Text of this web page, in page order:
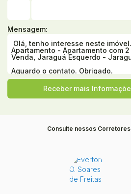
Mensagem:
Consulte nossos Corretores